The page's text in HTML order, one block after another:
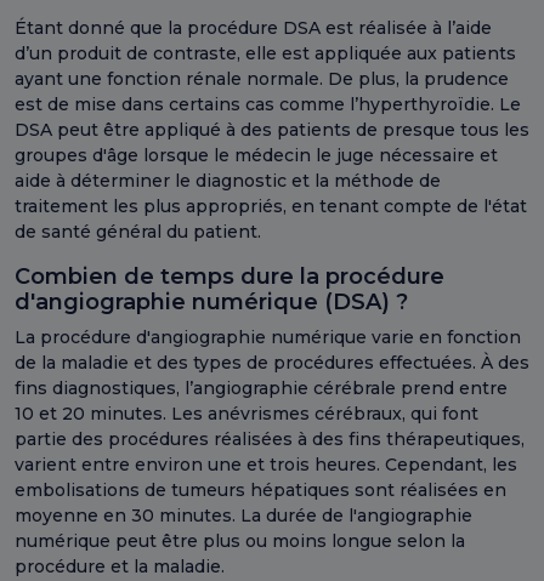
Étant donné que la procédure DSA est réalisée à l’aide
d’un produit de contraste, elle est appliquée aux patients
ayant une fonction rénale normale. De plus, la prudence
est de mise dans certains cas comme l’hyperthyroïdie. Le
DSA peut être appliqué à des patients de presque tous les
groupes d'âge lorsque le médecin le juge nécessaire et
aide à déterminer le diagnostic et la méthode de
traitement les plus appropriés, en tenant compte de l'état
de santé général du patient.
Combien de temps dure la procédure
d'angiographie numérique (DSA) ?
La procédure d'angiographie numérique varie en fonction
de la maladie et des types de procédures effectuées. À des
fins diagnostiques, l’angiographie cérébrale prend entre
10 et 20 minutes. Les anévrismes cérébraux, qui font
partie des procédures réalisées à des fins thérapeutiques,
varient entre environ une et trois heures. Cependant, les
embolisations de tumeurs hépatiques sont réalisées en
moyenne en 30 minutes. La durée de l'angiographie
numérique peut être plus ou moins longue selon la
procédure et la maladie.